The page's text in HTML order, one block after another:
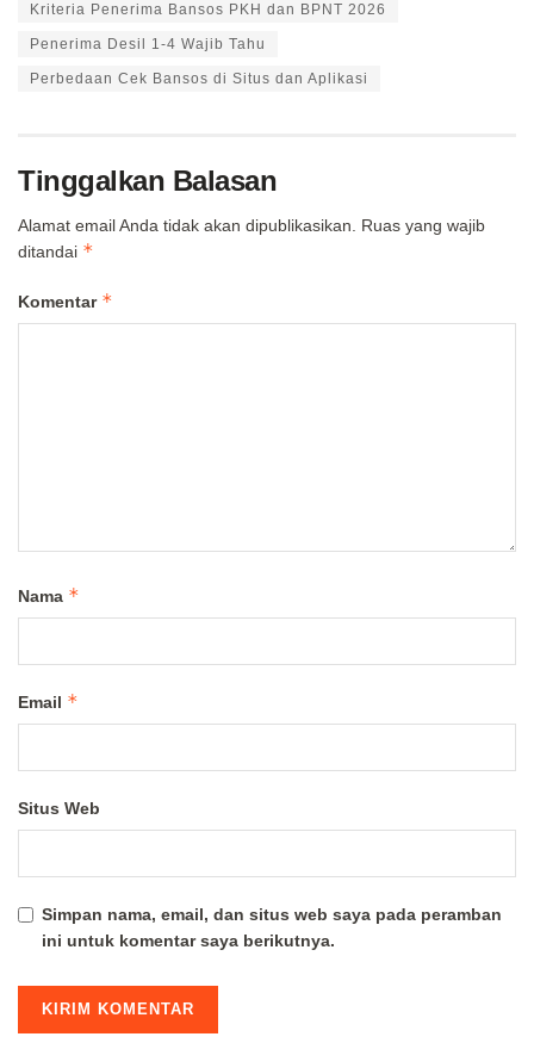
Kriteria Penerima Bansos PKH dan BPNT 2026
Penerima Desil 1-4 Wajib Tahu
Perbedaan Cek Bansos di Situs dan Aplikasi
Tinggalkan Balasan
Alamat email Anda tidak akan dipublikasikan. Ruas yang wajib
ditandai *
Komentar *
Nama *
Email *
Situs Web
Simpan nama, email, dan situs web saya pada peramban
ini untuk komentar saya berikutnya.